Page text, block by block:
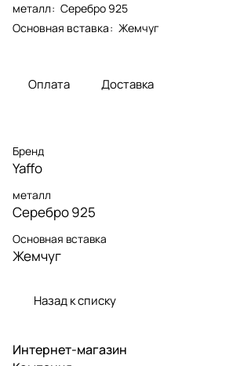
металл: Серебро 925
Основная вставка: Жемчуг
Оплата Доставка
Бренд
Yaffo
металл
Серебро 925
Основная вставка
Жемчуг
Назад к списку
Интернет-магазин